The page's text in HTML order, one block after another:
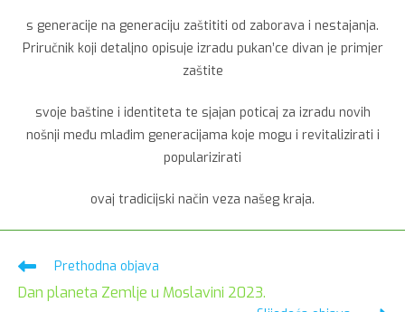
s generacije na generaciju zaštititi od zaborava i nestajanja.
Priručnik koji detaljno opisuje izradu pukan’ce divan je primjer
zaštite
svoje baštine i identiteta te sjajan poticaj za izradu novih
nošnji među mlađim generacijama koje mogu i revitalizirati i
popularizirati
ovaj tradicijski način veza našeg kraja.
Pročitaj
članaka
Prethodna objava
Dan planeta Zemlje u Moslavini 2023.